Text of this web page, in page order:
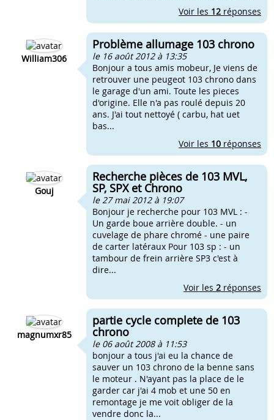
Voir les 12 réponses
William306
Problème allumage 103 chrono
le 16 août 2012 à 13:35
Bonjour a tous amis mobeur, Je viens de
retrouver une peugeot 103 chrono dans
le garage d'un ami. Toute les pieces
d'origine. Elle n'a pas roulé depuis 20
ans. J'ai tout nettoyé ( carbu, hat uet
bas...
Voir les 10 réponses
Gouj
Recherche pièces de 103 MVL,
SP, SPX et Chrono
le 27 mai 2012 à 19:07
Bonjour je recherche pour 103 MVL : -
Un garde boue arrière double. - un
cuvelage de phare chromé - une paire
de carter latéraux Pour 103 sp : - un
tambour de frein arrière SP3 c'est à
dire...
Voir les 2 réponses
magnumxr85
partie cycle complete de 103
chrono
le 06 août 2008 à 11:53
bonjour a tous j'ai eu la chance de
sauver un 103 chrono de la benne sans
le moteur . N'ayant pas la place de le
garder car j'ai 4 mob et une 50 en
remontage je me voit obliger de la
vendre donc la...